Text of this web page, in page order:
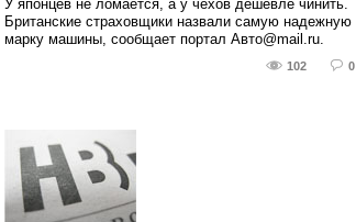
У японцев не ломается, а у чехов дешевле чинить.
Британские страховщики назвали самую надежную
марку машины, сообщает портал Авто@mail.ru.
102 0